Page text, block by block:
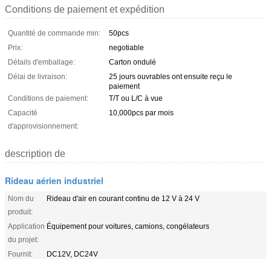
Conditions de paiement et expédition
Quantité de commande min:
50pcs
Prix:
negotiable
Détails d'emballage:
Carton ondulé
Délai de livraison:
25 jours ouvrables ont ensuite reçu le
paiement
Conditions de paiement:
T/T ou L/C à vue
Capacité
d'approvisionnement:
10,000pcs par mois
description de
Rideau aérien industriel
Nom du
produit:
Rideau d'air en courant continu de 12 V à 24 V
Application
du projet:
Équipement pour voitures, camions, congélateurs
Fournit:
DC12V, DC24V